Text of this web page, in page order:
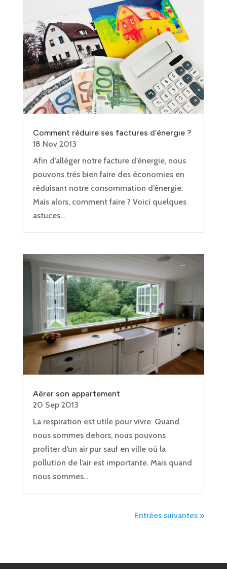
Comment réduire ses factures d’énergie ?
18 Nov 2013
Afin d’alléger notre facture d’énergie, nous
pouvons très bien faire des économies en
réduisant notre consommation d’énergie.
Mais alors, comment faire ? Voici quelques
astuces...
Aérer son appartement
20 Sep 2013
La respiration est utile pour vivre. Quand
nous sommes dehors, nous pouvons
profiter d’un air pur sauf en ville où la
pollution de l’air est importante. Mais quand
nous sommes...
Entrées suivantes »